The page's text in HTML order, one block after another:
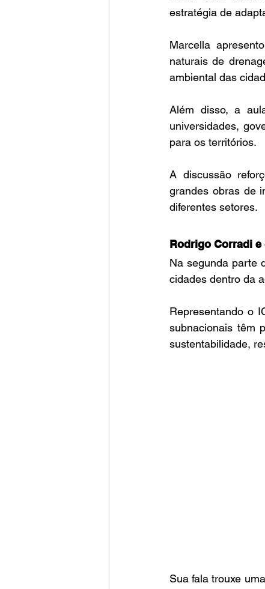
estratégia de
Marcella
naturais de
ambiental das
Além disso, a
universidades,
para os territórios.
A discussão
grandes obras de
diferentes setores.
Rodrigo Corradi
Na segunda parte
cidades dentro da
Representando o
subnacionais têm
sustentabilidade,
Sua fala trouxe